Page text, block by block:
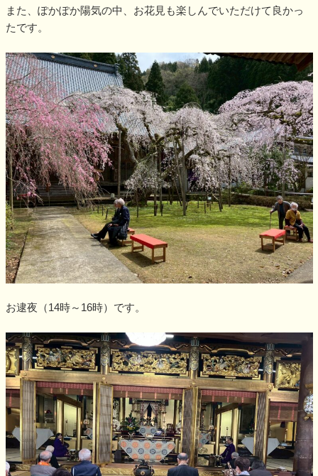
また、ぽかぽか陽気の中、お花見も楽しんでいただけて良かっ
たです。
お逮夜（14時～16時）です。